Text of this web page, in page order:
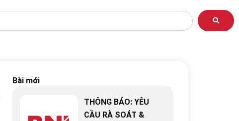
Bài mới
THÔNG BÁO: YÊU
CẦU RÀ SOÁT &